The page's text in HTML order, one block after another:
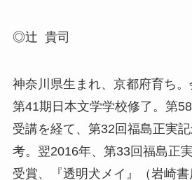
◎辻 貴司
神奈川県生まれ、京都府育ち。
第41期日本文学学校修了。第
受講を経て、第32回福島正実
考。翌2016年、第33回福島正
受賞、『透明犬メイ』（岩崎書